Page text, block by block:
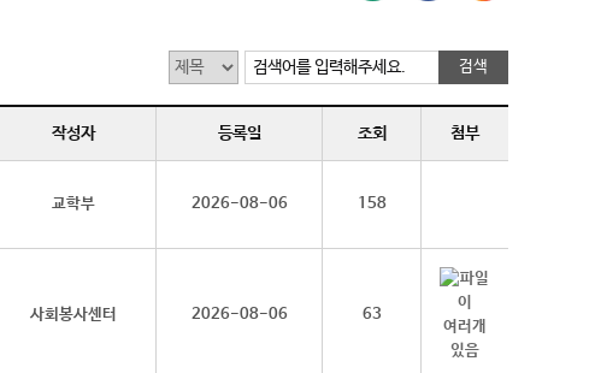
검색어를 입력해주세요.
작성자 등록일 조회 첨부
교학부 2026-08-06 158
사회봉사센터 2026-08-06 63